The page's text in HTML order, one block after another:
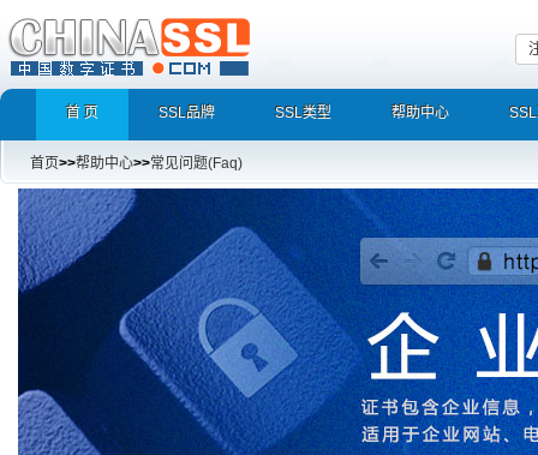
首 页 SSL品牌 SSL类型 帮助中心
首页>>帮助中心>>常见问题(Faq)